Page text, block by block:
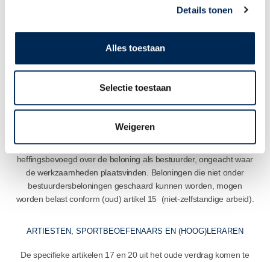
Details tonen
Alles toestaan
Selectie toestaan
Weigeren
vrijgesteld van de status van vaste inrichting maar moet er
voorbereidende of ondersteunende werkzaamheden.
BESTUURDERSBELONINGEN
Voor de heffing over bestuurdersbeloningen (artikel 16 van het
de aard van de verrichte werkzaamheden. Het vestigingsland van
de vennootschap waarvan iemand bestuurder is, is
heffingsbevoegd over de beloning als bestuurder, ongeacht waar
de werkzaamheden plaatsvinden. Beloningen die niet onder
bestuurdersbeloningen geschaard kunnen worden, mogen
worden belast conform (oud) artikel 15 (niet-zelfstandige arbeid).
ARTIESTEN, SPORTBEOEFENAARS EN (HOOG)LERAREN
De specifieke artikelen 17 en 20 uit het oude verdrag komen te